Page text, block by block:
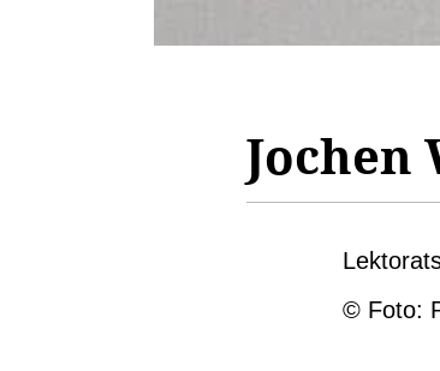
Jochen
© Foto: